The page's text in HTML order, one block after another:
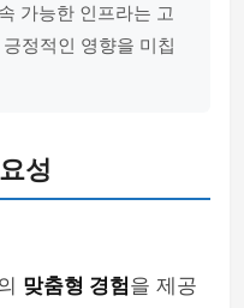
가능한 인프라는 고
정적인 영향을 미칩
성
맞춤형 경험을 제공